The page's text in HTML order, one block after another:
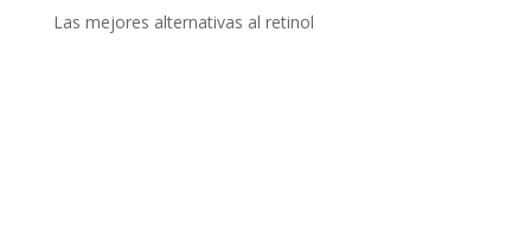
Las mejores alternativas al retinol